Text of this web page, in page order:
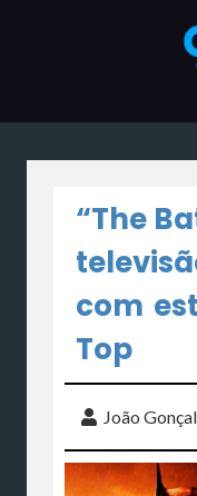
“The
com
Top
João